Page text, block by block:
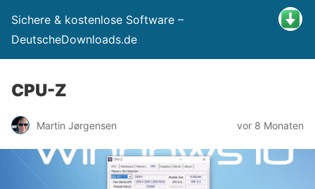
Sichere & kostenlose Software –
DeutscheDownloads.de
CPU-Z
Martin Jørgensen vor 8 Monaten